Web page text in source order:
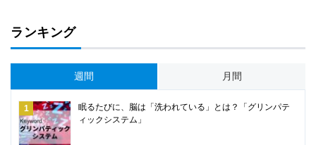
ランキング
週間 月間
眠るたびに、脳は「洗われている」とは？「グリンパテ
ィックシステム」